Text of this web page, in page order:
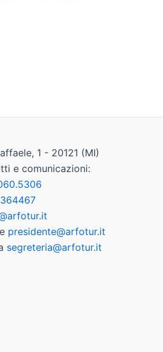
1 - 20121 (MI)
e comunicazioni:
presidente@arfotur.it
segreteria@arfotur.it